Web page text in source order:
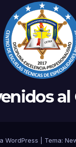
al
WordPress Tema: